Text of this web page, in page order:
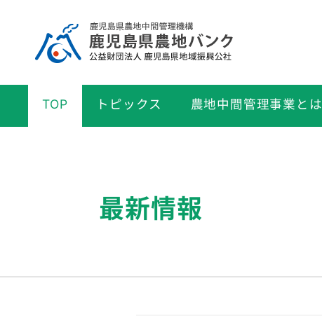
TOP トピックス 農地中間管理事業とは
最新情報